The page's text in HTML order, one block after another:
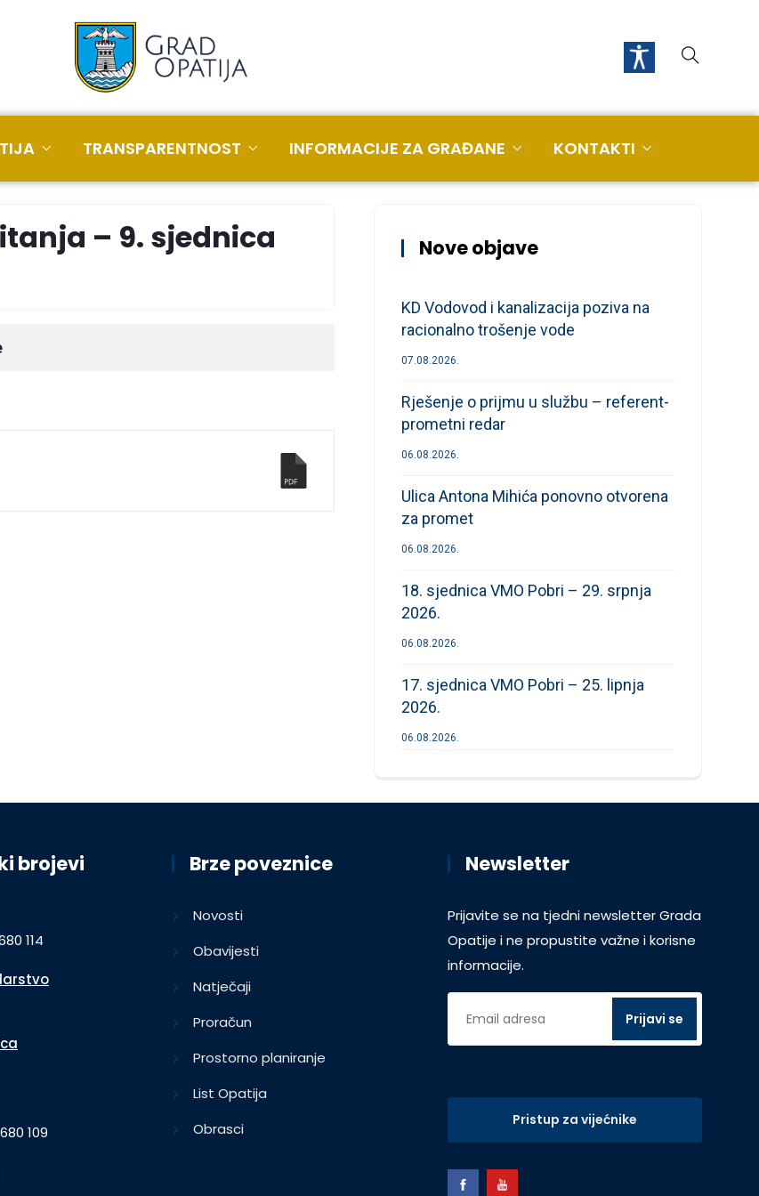
TRANSPARENTNOST INFORMACIJE ZA GRAĐANE KONTAKTI
– 9. sjednica
Nove objave
KD Vodovod i kanalizacija poziva na
racionalno trošenje vode
07.08.2026.
Rješenje o prijmu u službu – referent-
prometni redar
06.08.2026.
Ulica Antona Mihića ponovno otvorena
za promet
06.08.2026.
18. sjednica VMO Pobri – 29. srpnja
2026.
06.08.2026.
17. sjednica VMO Pobri – 25. lipnja
2026.
06.08.2026.
brojevi
114
109
Brze poveznice
Novosti
Obavijesti
Natječaji
Proračun
Prostorno planiranje
List Opatija
Obrasci
Newsletter
Prijavite se na tjedni newsletter Grada
Opatije i ne propustite važne i korisne
informacije.
Pristup za vijećnike